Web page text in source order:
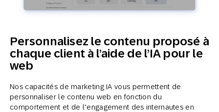
Personnalisez le contenu proposé à
chaque client à l’aide de l’IA pour le
web
Nos capacités de marketing IA vous permettent de
personnaliser le contenu web en fonction du
comportement et de l’engagement des internautes en